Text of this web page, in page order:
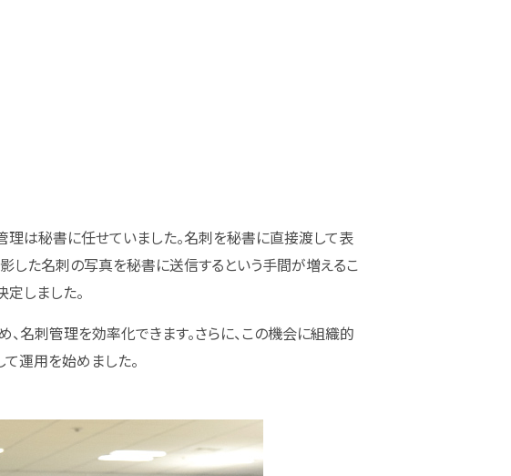
は秘書に任せていました。名刺を秘書に直接渡して表
した名刺の写真を秘書に送信するという手間が増えるこ
しました。
、名刺管理を効率化できます。さらに、この機会に組織的
運用を始めました。